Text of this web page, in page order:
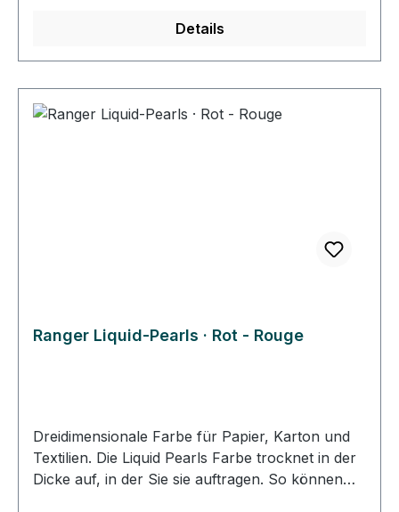
Kartenidee. Die Trockenzeit der Farbe variiert, je
Untergrundes. Sie sollten etwa 2-3 Stunden
Trockenzeit einplanen. Zum Verzieren von
Textilien waschen Sie den Stoff vor und lassen
Details
Ranger Liquid-Pearls · Rot - Rouge
Dreidimensionale Farbe für Papier, Karton und
Textilien. Die Liquid Pearls Farbe trocknet in der
Dicke auf, in der Sie sie auftragen. So können